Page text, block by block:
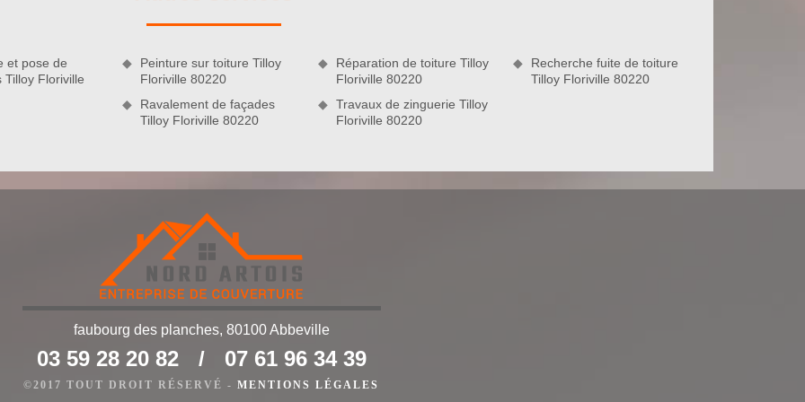
de qualité
veut d’être toujours plus près de ses clients. Sur ce, notre
pour fournir l’ouvrage dont vous rêviez. Pour y parvenir,
dans sur un chantier en neuf ou dans le cadre d’une
et pose de
Tilloy Floriville
Peinture sur toiture Tilloy
Floriville 80220
Ravalement de façades
Tilloy Floriville 80220
Réparation de toiture Tilloy
Floriville 80220
Travaux de zinguerie Tilloy
Floriville 80220
Recherche fuite de toiture
Tilloy Floriville 80220
faubourg des planches, 80100 Abbeville
03 59 28 20 82 / 07 61 96 34 39
©2017 TOUT DROIT RÉSERVÉ - MENTIONS LÉGALES